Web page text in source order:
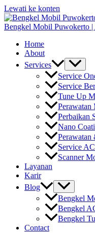
Lewati ke konten
Bengkel Mobil Puwokerto |
Home
About
Services
Service
Service
Tune Up
Perawatan
Perbaikan
Nano
Perawatan
Service
Scanner
Layanan
Karir
Blog
Bengkel
Bengkel
Bengkel
Contact